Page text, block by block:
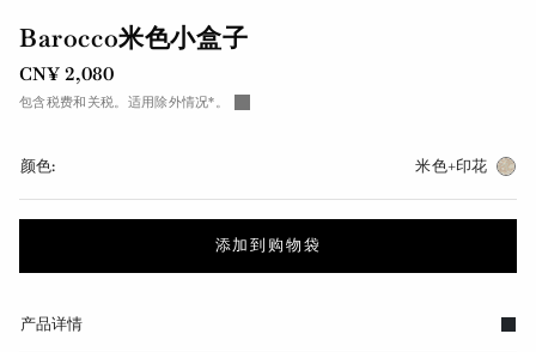
Barocco米色小盒子
CN¥ 2,080
包含税费和关税。适用除外情况*。
颜色: 米色+印花
添加到购物袋
产品详情